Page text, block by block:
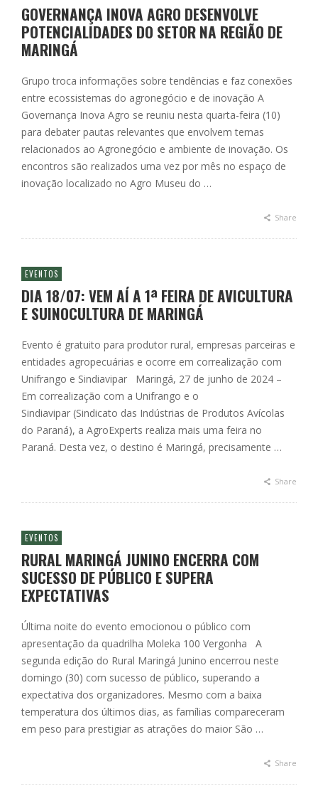
GOVERNANÇA INOVA AGRO DESENVOLVE
POTENCIALIDADES DO SETOR NA REGIÃO DE
MARINGÁ
Grupo troca informações sobre tendências e faz conexões
entre ecossistemas do agronegócio e de inovação A
Governança Inova Agro se reuniu nesta quarta-feira (10)
para debater pautas relevantes que envolvem temas
relacionados ao Agronegócio e ambiente de inovação. Os
encontros são realizados uma vez por mês no espaço de
inovação localizado no Agro Museu do …
Share
EVENTOS
DIA 18/07: VEM AÍ A 1ª FEIRA DE AVICULTURA
E SUINOCULTURA DE MARINGÁ
Evento é gratuito para produtor rural, empresas parceiras e
entidades agropecuárias e ocorre em correalização com
Unifrango e Sindiavipar Maringá, 27 de junho de 2024 –
Em correalização com a Unifrango e o
Sindiavipar (Sindicato das Indústrias de Produtos Avícolas
do Paraná), a AgroExperts realiza mais uma feira no
Paraná. Desta vez, o destino é Maringá, precisamente …
Share
EVENTOS
RURAL MARINGÁ JUNINO ENCERRA COM
SUCESSO DE PÚBLICO E SUPERA
EXPECTATIVAS
Última noite do evento emocionou o público com
apresentação da quadrilha Moleka 100 Vergonha A
segunda edição do Rural Maringá Junino encerrou neste
domingo (30) com sucesso de público, superando a
expectativa dos organizadores. Mesmo com a baixa
temperatura dos últimos dias, as famílias compareceram
em peso para prestigiar as atrações do maior São …
Share